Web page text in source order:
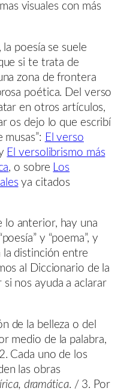
visuales con más
poesía se suele
si te trata de
zona de frontera
poética. Del verso
en otros artículos,
os dejo lo que escribí
musas”: El verso
El versolibrismo más
, o sobre Los
ya citados
lo anterior, hay una
y “poema”, y
la distinción entre
al Diccionario de la
si nos ayuda a aclarar
de la belleza o del
medio de la palabra,
Cada uno de los
las obras
dramática. / 3. Por